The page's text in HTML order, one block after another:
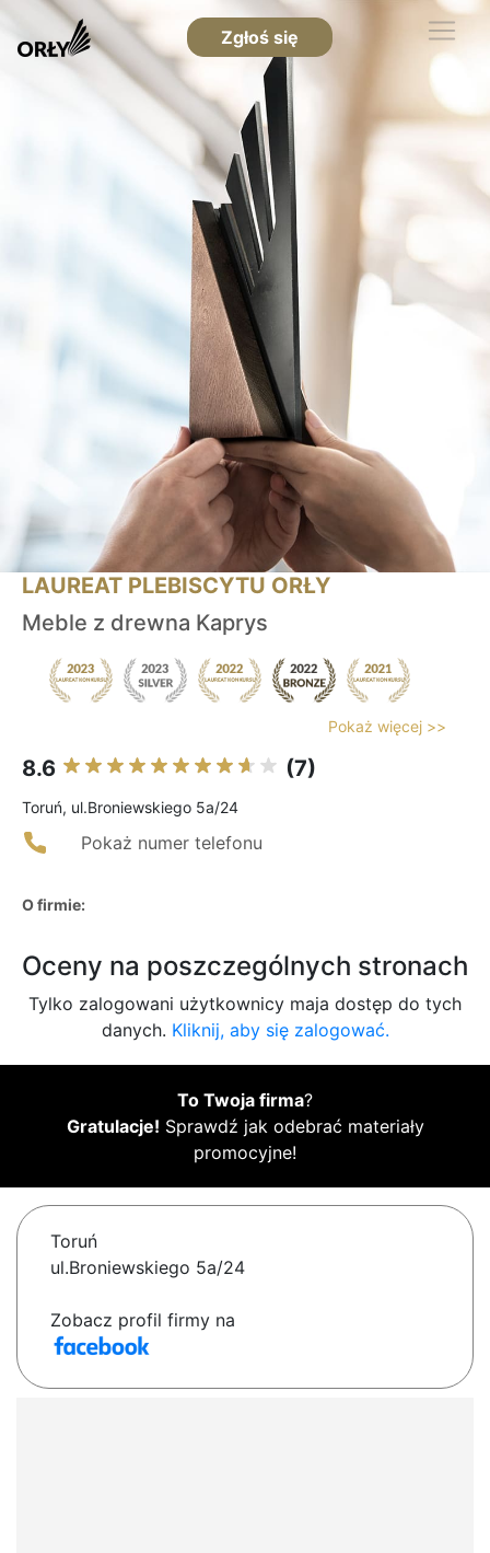
Zgłoś się
LAUREAT PLEBISCYTU ORŁY
Meble z drewna Kaprys
Pokaż więcej >>
8.6 (7)
Toruń, ul.Broniewskiego 5a/24
Pokaż numer telefonu
O firmie:
Oceny na poszczególnych stronach
Tylko zalogowani użytkownicy maja dostęp do tych
danych. Kliknij, aby się zalogować.
To Twoja firma?
Gratulacje! Sprawdź jak odebrać materiały
promocyjne!
Toruń
ul.Broniewskiego 5a/24
Zobacz profil firmy na